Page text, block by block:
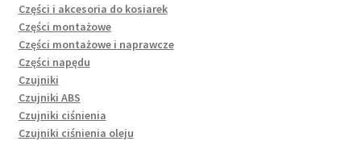
Części i akcesoria do kosiarek
Części montażowe
Części montażowe i naprawcze
Części napędu
Czujniki
Czujniki ABS
Czujniki ciśnienia
Czujniki ciśnienia oleju